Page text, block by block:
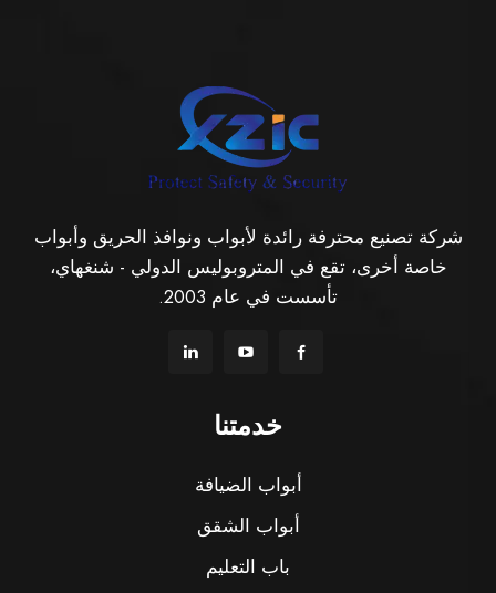
شركة تصنيع محترفة رائدة لأبواب ونوافذ الحريق وأبواب
خاصة أخرى، تقع في المتروبوليس الدولي - شنغهاي،
تأسست في عام 2003.
خدمتنا
أبواب الضيافة
أبواب الشقق
باب التعليم